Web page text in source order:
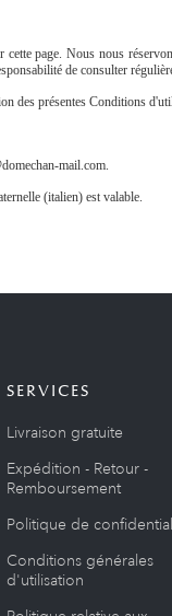
page. Nous nous
de consulter
des présentes Conditions
mail.com.
(italien) est valable.
SERVICES
Livraison gratuite
Expédition - Retour -
Remboursement
Politique de
Conditions générales
d'utilisation